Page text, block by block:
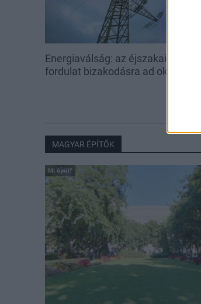
Energiaválság: az éjszakai
fordulat bizakodásra ad okot
MAGYAR ÉPÍTŐK
Mi épül?